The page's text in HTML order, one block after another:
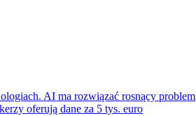
AI ma rozwiązać rosnący problem
oferują dane za 5 tys. euro